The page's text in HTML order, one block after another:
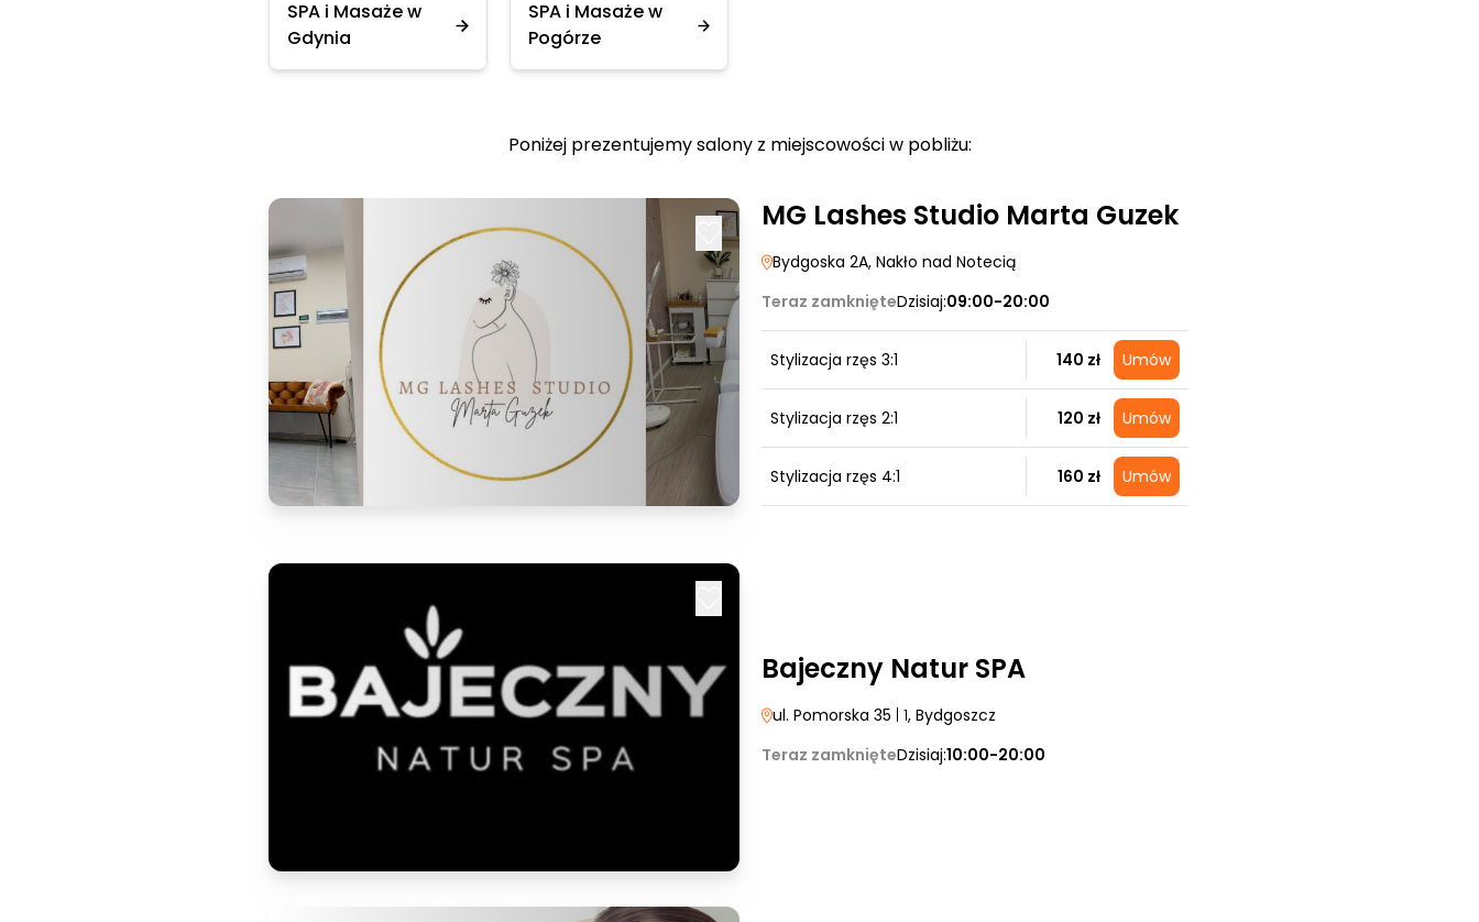
SPA i Masaże w
Gdynia
SPA i Masaże w
Pogórze
Poniżej prezentujemy salony z miejscowości w pobliżu:
MG Lashes Studio Marta Guzek
Bydgoska 2A, Nakło nad Notecią
Teraz zamknięteDzisiaj:09:00-20:00
Stylizacja rzęs 3:1 140 zł Umów
Stylizacja rzęs 2:1 120 zł Umów
Stylizacja rzęs 4:1 160 zł Umów
Bajeczny Natur SPA
ul. Pomorska 35 | 1, Bydgoszcz
Teraz zamknięteDzisiaj:10:00-20:00